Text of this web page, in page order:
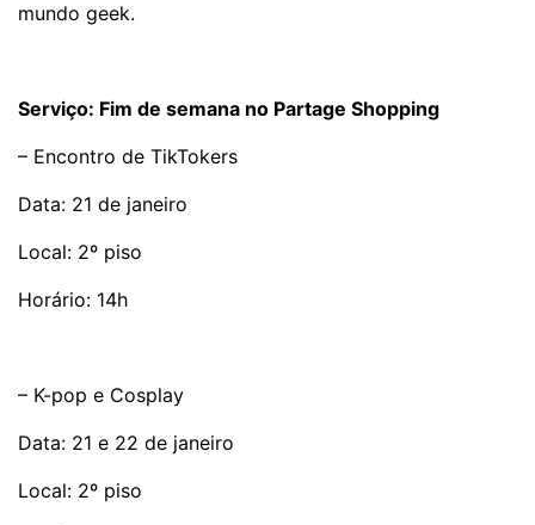
mundo geek.
Serviço: Fim de semana no Partage Shopping
– Encontro de TikTokers
Data: 21 de janeiro
Local: 2º piso
Horário: 14h
– K-pop e Cosplay
Data: 21 e 22 de janeiro
Local: 2º piso